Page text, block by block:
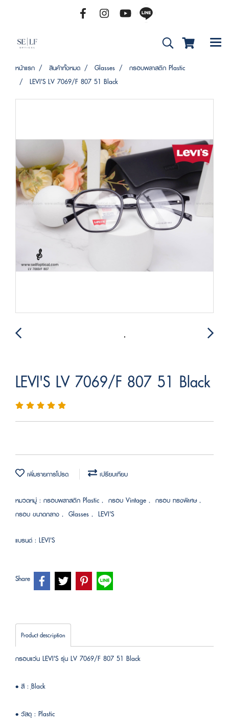
หน้าแรก สินค้าทั้งหมด Glasses
กรอบพลาสติก Plastic
LEVI'S LV 7069/F 807 51 Black
LEVI'S LV 7069/F 807 51 Black
เพิ่มรายการโปรด เปรียบเทียบ
หมวดหมู่ : กรอบพลาสติก Plastic , กรอบ Vintage , กรอบ ทรงพิเศษ,
กรอบ ขนาดกลาง , Glasses , LEVI'S
แบรนด์ : LEVI'S
Share
Product description
กรอบแว่น LEVI'S รุ่น LV 7069/F 807 51 Black
• สี : ฺBlack
• วัสดุ : Plastic